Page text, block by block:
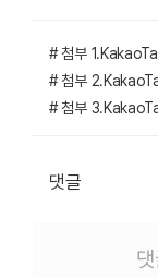
# 첨부
# 첨부
# 첨부
댓글